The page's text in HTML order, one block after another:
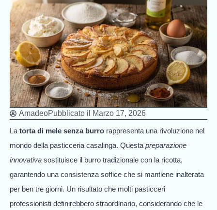
AmadeoPubblicato il Marzo 17, 2026
La torta di mele senza burro rappresenta una rivoluzione nel
mondo della pasticceria casalinga. Questa preparazione
innovativa sostituisce il burro tradizionale con la ricotta,
garantendo una consistenza soffice che si mantiene inalterata
per ben tre giorni. Un risultato che molti pasticceri
professionisti definirebbero straordinario, considerando che le